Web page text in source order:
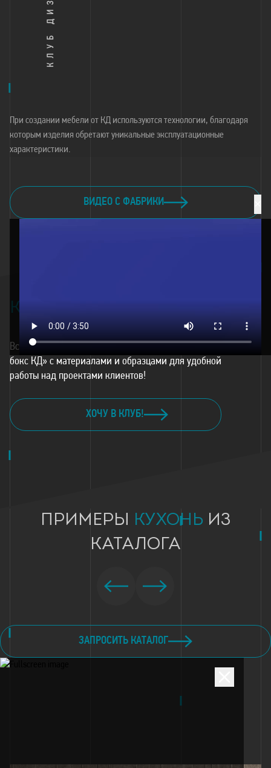
При создании мебели от КД используются технологии, благодаря
которым изделия обретают уникальные эксплуатационные
характеристики.
ВИДЕО С ФАБРИКИ
КЛУБДИЗАЙНЕРОВКД
Вступите в клуб дизайнеров и получите «Дизайн-
бокс КД» с материалами и образцами для удобной
работы над проектами клиентов!
ХОЧУ В КЛУБ!
ПРИМЕРЫ КУХОНЬ ИЗ
КАТАЛОГА
ЗАПРОСИТЬ КАТАЛОГ